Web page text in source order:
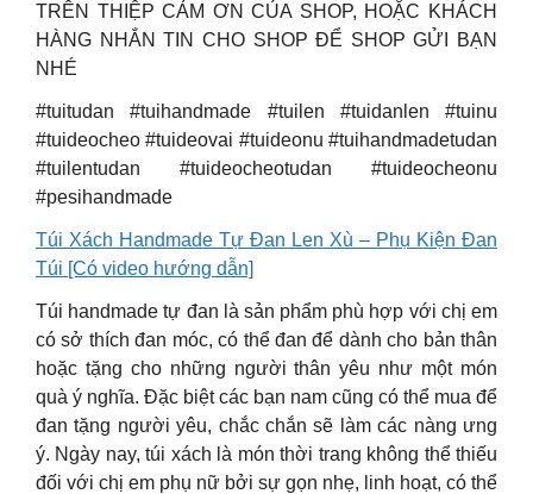
TRÊN THIỆP CẢM ƠN CỦA SHOP, HOẶC KHÁCH
HÀNG NHẮN TIN CHO SHOP ĐỂ SHOP GỬI BẠN
NHÉ
#tuitudan #tuihandmade #tuilen #tuidanlen #tuinu
#tuideocheo #tuideovai #tuideonu #tuihandmadetudan
#tuilentudan #tuideocheotudan #tuideocheonu
#pesihandmade
Túi Xách Handmade Tự Đan Len Xù – Phụ Kiện Đan
Túi [Có video hướng dẫn]
Túi handmade tự đan là sản phẩm phù hợp với chị em
có sở thích đan móc, có thể đan để dành cho bản thân
hoặc tặng cho những người thân yêu như một món
quà ý nghĩa. Đặc biệt các bạn nam cũng có thể mua để
đan tặng người yêu, chắc chắn sẽ làm các nàng ưng
ý. Ngày nay, túi xách là món thời trang không thể thiếu
đối với chị em phụ nữ bởi sự gọn nhẹ, linh hoạt, có thể